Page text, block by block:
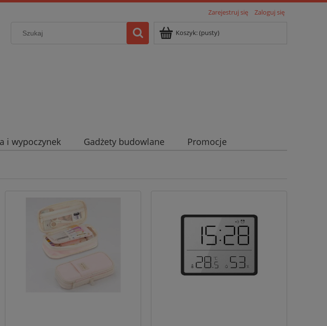
Zarejestruj się Zaloguj się
Koszyk:(pusty)
i wypoczynek Gadżety budowlane
Promocje